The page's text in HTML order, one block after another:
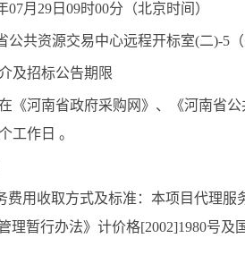
07月29日09时00分（北京时间）
公共资源交易中心远程开标室(二)-5
及招标公告期限
《河南省政府采购网》、《河南省
工作日 。
费用收取方式及标准：本项目代理
理暂行办法》计价格[2002]1980号及